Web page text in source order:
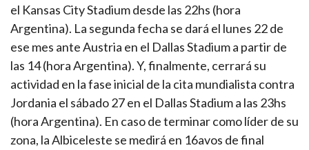
el Kansas City Stadium desde las 22hs (hora
Argentina). La segunda fecha se dará el lunes 22 de
ese mes ante Austria en el Dallas Stadium a partir de
las 14 (hora Argentina). Y, finalmente, cerrará su
actividad en la fase inicial de la cita mundialista contra
Jordania el sábado 27 en el Dallas Stadium a las 23hs
(hora Argentina). En caso de terminar como líder de su
zona, la Albiceleste se medirá en 16avos de final